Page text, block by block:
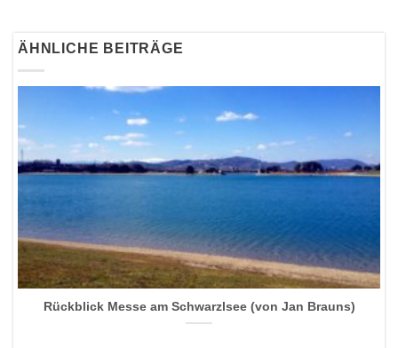
ÄHNLICHE BEITRÄGE
Rückblick Messe am Schwarzlsee (von Jan Brauns)